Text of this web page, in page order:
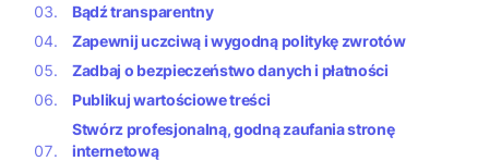
Bądź transparentny
Zapewnij uczciwą i wygodną politykę zwrotów
Zadbaj o bezpieczeństwo danych i płatności
Publikuj wartościowe treści
Stwórz profesjonalną, godną zaufania stronę
internetową